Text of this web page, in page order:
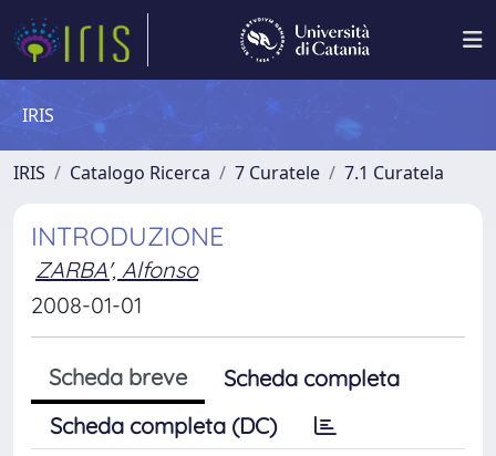
IRIS
IRIS Catalogo Ricerca 7 Curatele 7.1 Curatela
INTRODUZIONE
ZARBA', Alfonso
2008-01-01
Scheda breve
Scheda completa
Scheda completa (DC)